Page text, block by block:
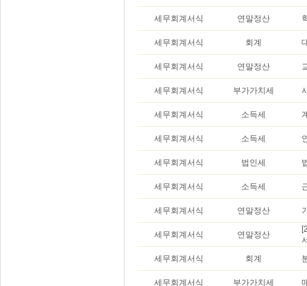
세무회계서식 연말정산
세무회계서식 회계
세무회계서식 연말정산
세무회계서식 부가가치세
세무회계서식 소득세
세무회계서식 소득세
세무회계서식 법인세
세무회계서식 소득세
세무회계서식 연말정산
세무회계서식 연말정산
세무회계서식
회계
세무회계서식 부가가치세